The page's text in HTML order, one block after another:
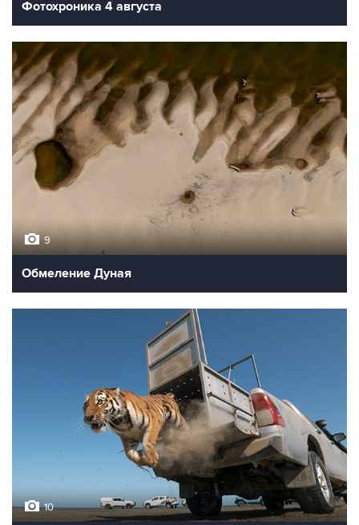
Фотохроника 4 августа
9
Обмеление Дуная
10